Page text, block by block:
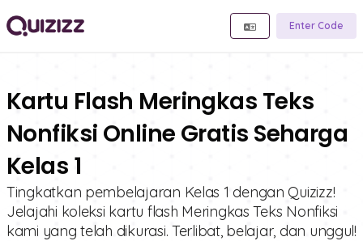
Enter Code
Kartu Flash Meringkas Teks
Nonfiksi Online Gratis Seharga
Kelas 1
Tingkatkan pembelajaran Kelas 1 dengan Quizizz!
Jelajahi koleksi kartu flash Meringkas Teks Nonfiksi
kami yang telah dikurasi. Terlibat, belajar, dan unggul!